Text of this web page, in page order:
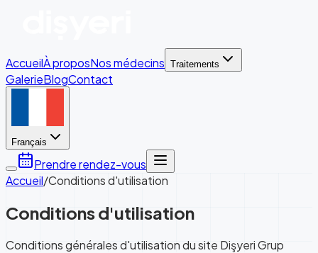
AccueilÀ proposNos médecins Traitements
GalerieBlogContact
Français
Prendre rendez-vous
Accueil/Conditions d'utilisation
Conditions d'utilisation
Conditions générales d'utilisation du site Dişyeri Grup